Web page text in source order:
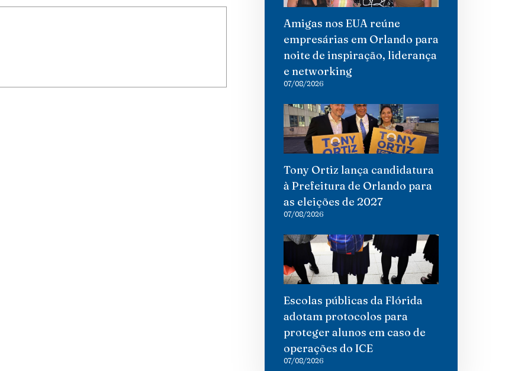
Amigas nos EUA reúne
empresárias em Orlando para
noite de inspiração, liderança
e networking
07/08/2026
Tony Ortiz lança candidatura
à Prefeitura de Orlando para
as eleições de 2027
07/08/2026
Escolas públicas da Flórida
adotam protocolos para
proteger alunos em caso de
operações do ICE
07/08/2026